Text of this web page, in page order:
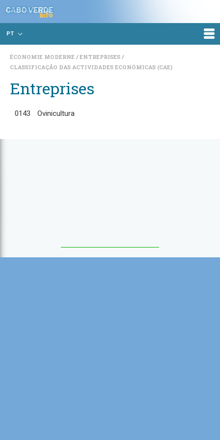
PT
ÉCONOMIE MODERNE
ENTREPRISES
CLASSIFICAÇÃO DAS ACTIVIDADES ECONÓMICAS (CAE)
Entreprises
0143 Ovinicultura